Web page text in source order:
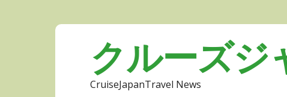
クルーズジ
CruiseJapanTravel News